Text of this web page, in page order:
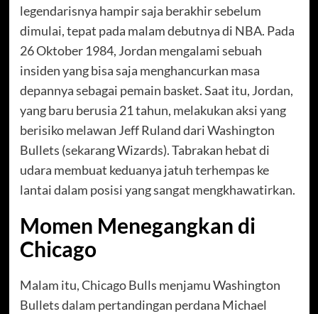
legendarisnya hampir saja berakhir sebelum
dimulai, tepat pada malam debutnya di NBA. Pada
26 Oktober 1984, Jordan mengalami sebuah
insiden yang bisa saja menghancurkan masa
depannya sebagai pemain basket. Saat itu, Jordan,
yang baru berusia 21 tahun, melakukan aksi yang
berisiko melawan Jeff Ruland dari Washington
Bullets (sekarang Wizards). Tabrakan hebat di
udara membuat keduanya jatuh terhempas ke
lantai dalam posisi yang sangat mengkhawatirkan.
Momen Menegangkan di
Chicago
Malam itu, Chicago Bulls menjamu Washington
Bullets dalam pertandingan perdana Michael